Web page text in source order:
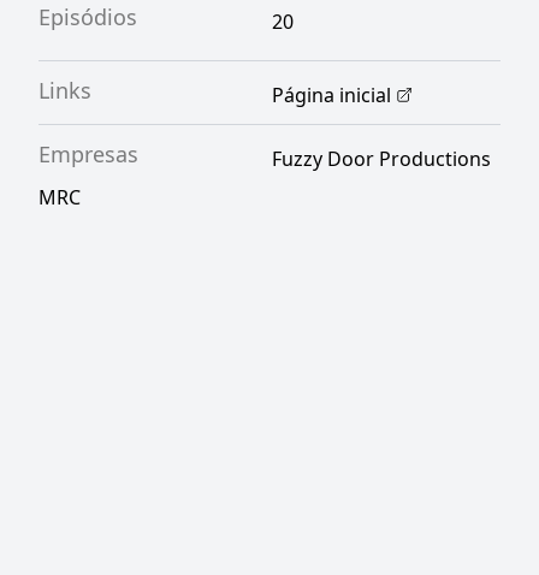
Episódios 20
Links Página inicial
Empresas
Fuzzy Door Productions
MRC